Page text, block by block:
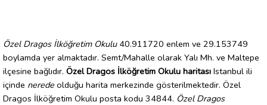
Özel Dragos İlköğretim Okulu40.911720 enlem ve 29.153749
boylamda yer almaktadır. Semt/Mahalle olarak Yalı Mh. ve Maltepe
ilçesine bağlıdır. Özel Dragos İlköğretim Okulu haritası Istanbul ili
içinde nerede olduğu harita merkezinde gösterilmektedir. Özel
Dragos İlköğretim Okulu posta kodu 34844. Özel Dragos